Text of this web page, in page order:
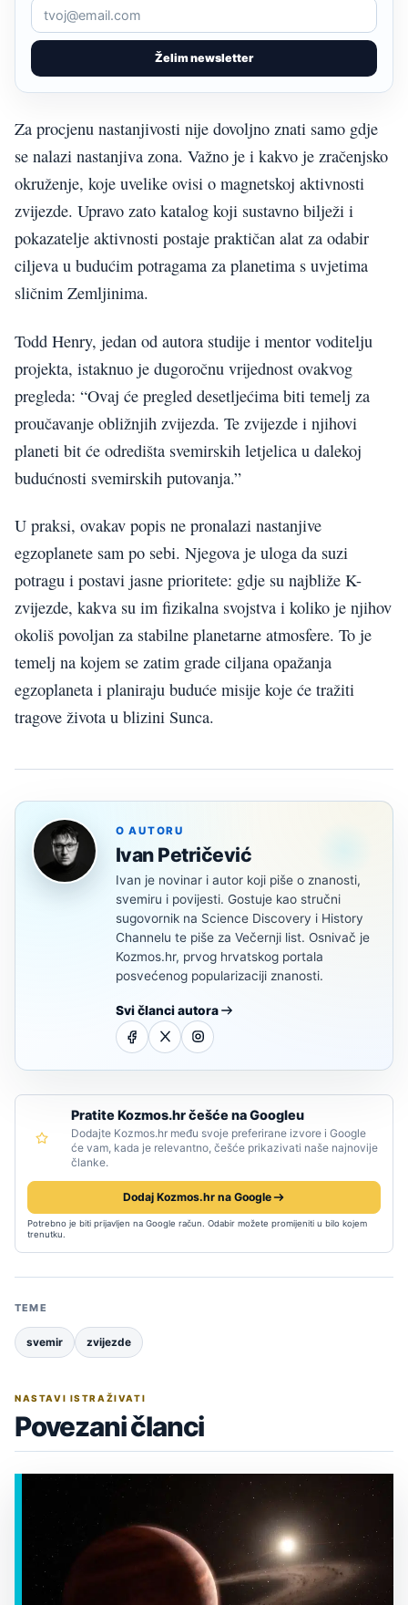
Želim newsletter
Za procjenu nastanjivosti nije dovoljno znati samo gdje
se nalazi nastanjiva zona. Važno je i kakvo je zračenjsko
okruženje, koje uvelike ovisi o magnetskoj aktivnosti
zvijezde. Upravo zato katalog koji sustavno bilježi i
pokazatelje aktivnosti postaje praktičan alat za odabir
ciljeva u budućim potragama za planetima s uvjetima
sličnim Zemljinima.
Todd Henry, jedan od autora studije i mentor voditelju
projekta, istaknuo je dugoročnu vrijednost ovakvog
pregleda: “Ovaj će pregled desetljećima biti temelj za
proučavanje obližnjih zvijezda. Te zvijezde i njihovi
planeti bit će odredišta svemirskih letjelica u dalekoj
budućnosti svemirskih putovanja.”
U praksi, ovakav popis ne pronalazi nastanjive
egzoplanete sam po sebi. Njegova je uloga da suzi
potragu i postavi jasne prioritete: gdje su najbliže K-
zvijezde, kakva su im fizikalna svojstva i koliko je njihov
okoliš povoljan za stabilne planetarne atmosfere. To je
temelj na kojem se zatim grade ciljana opažanja
egzoplaneta i planiraju buduće misije koje će tražiti
tragove života u blizini Sunca.
O AUTORU
Ivan Petričević
Ivan je novinar i autor koji piše o znanosti,
svemiru i povijesti. Gostuje kao stručni
sugovornik na Science Discovery i History
Channelu te piše za Večernji list. Osnivač je
Kozmos.hr, prvog hrvatskog portala
posvećenog popularizaciji znanosti.
Svi članci autora
Pratite Kozmos.hr češće na Googleu
Dodajte Kozmos.hr među svoje preferirane izvore i Google
će vam, kada je relevantno, češće prikazivati naše najnovije
članke.
Dodaj Kozmos.hr na Google
Potrebno je biti prijavljen na Google račun. Odabir možete promijeniti u bilo kojem
trenutku.
TEME
svemir zvijezde
NASTAVI ISTRAŽIVATI
Povezani članci